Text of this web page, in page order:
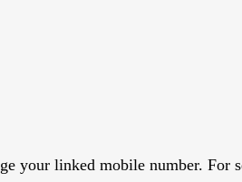
your linked mobile number. For